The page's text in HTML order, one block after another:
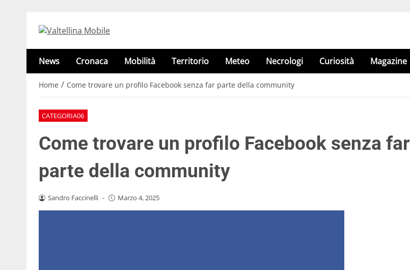
News Cronaca Mobilità Territorio Meteo Necrologi Curiosità Magazine
Home / Come trovare un profilo Facebook senza far parte della community
CATEGORIA06
Come trovare un profilo Facebook senza far
parte della community
Sandro Faccinelli - Marzo 4, 2025